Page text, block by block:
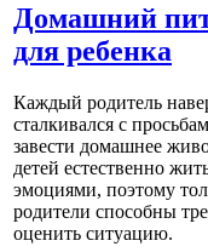
Домашний
для ребенка
Каждый родитель
сталкивался с
завести домашнее
детей естественно
эмоциями, поэтому
родители способны
оценить ситуацию.